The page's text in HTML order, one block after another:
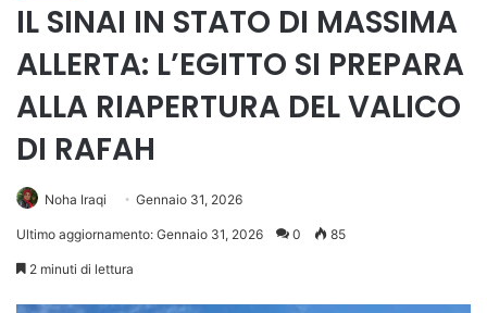
IL SINAI IN STATO DI MASSIMA
ALLERTA: L’EGITTO SI PREPARA
ALLA RIAPERTURA DEL VALICO
DI RAFAH
Noha Iraqi Gennaio 31, 2026
Ultimo aggiornamento: Gennaio 31, 2026 0 85
2 minuti di lettura